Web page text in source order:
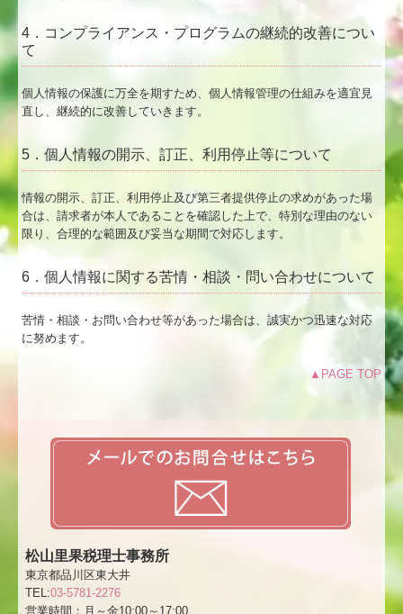
4．コンプライアンス・プログラムの継続的改善につい
て
個人情報の保護に万全を期すため、個人情報管理の仕組みを適宜見
直し、継続的に改善していきます。
5．個人情報の開示、訂正、利用停止等について
情報の開示、訂正、利用停止及び第三者提供停止の求めがあった場
合は、請求者が本人であることを確認した上で、特別な理由のない
限り、合理的な範囲及び妥当な期間で対応します。
6．個人情報に関する苦情・相談・問い合わせについて
苦情・相談・お問い合わせ等があった場合は、誠実かつ迅速な対応
に努めます。
▲PAGE TOP
松山里果税理士事務所
東京都品川区東大井
TEL:03-5781-2276
営業時間：月～金10:00～17:00